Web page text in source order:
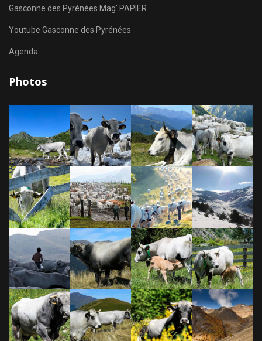
Gasconne des Pyrénées Mag' PAPIER
Youtube Gasconne des Pyrénées
Agenda
Photos